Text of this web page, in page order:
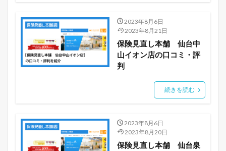
2023年8月6日
2023年8月21日
保険見直し本舗 仙台中
山イオン店の口コミ・評
判
続きを読む
2023年8月6日
2023年8月20日
保険見直し本舗 仙台泉